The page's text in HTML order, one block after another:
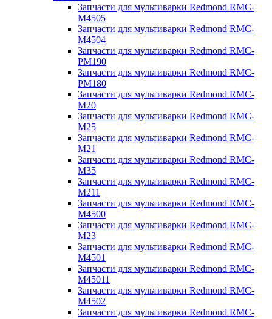
Запчасти для мультиварки Redmond RMC-
M4505
Запчасти для мультиварки Redmond RMC-
M4504
Запчасти для мультиварки Redmond RMC-
PM190
Запчасти для мультиварки Redmond RMC-
PM180
Запчасти для мультиварки Redmond RMC-
M20
Запчасти для мультиварки Redmond RMC-
M25
Запчасти для мультиварки Redmond RMC-
M21
Запчасти для мультиварки Redmond RMC-
M35
Запчасти для мультиварки Redmond RMC-
M211
Запчасти для мультиварки Redmond RMC-
M4500
Запчасти для мультиварки Redmond RMC-
M23
Запчасти для мультиварки Redmond RMC-
M4501
Запчасти для мультиварки Redmond RMC-
M45011
Запчасти для мультиварки Redmond RMC-
M4502
Запчасти для мультиварки Redmond RMC-